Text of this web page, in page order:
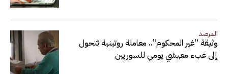
المرصد
وثيقة “غير المحكوم”.. معاملة روتينية تتحول
إلى عبء معيشي يومي للسوريين